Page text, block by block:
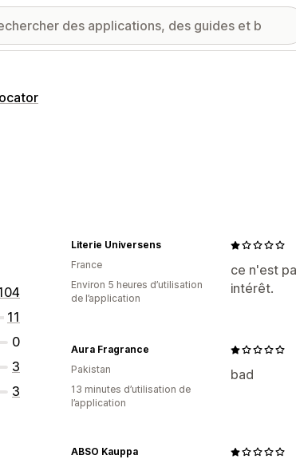
11
0
3
3
ce n'est
intérêt.
Literie Universens
France
Environ 5 heures d’utilisation
de l’application
bad
Aura Fragrance
Pakistan
13 minutes d’utilisation de
l’application
ABSO Kauppa